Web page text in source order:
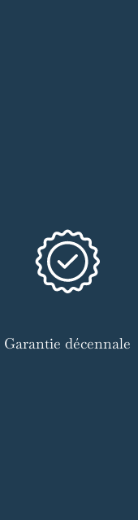
Garantie décennale